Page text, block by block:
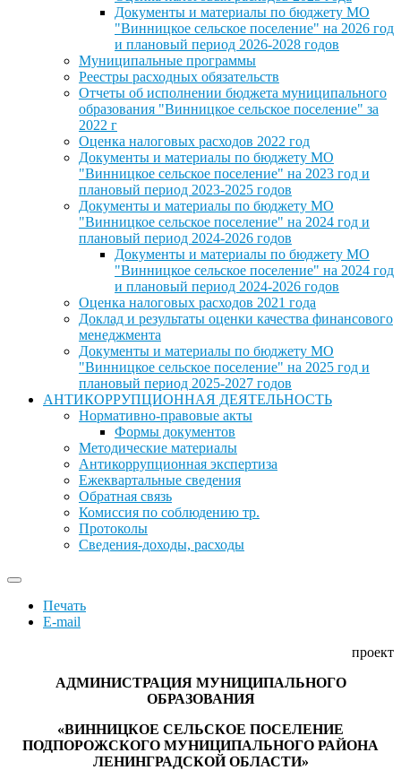
Документы и материалы по бюджету МО
"Винницкое сельское поселение" на 2026 год
и плановый период 2026-2028 годов
Муниципальные программы
Реестры расходных обязательств
Отчеты об исполнении бюджета муниципального
образования "Винницкое сельское поселение" за
2022 г
Оценка налоговых расходов 2022 год
Документы и материалы по бюджету МО
"Винницкое сельское поселение" на 2023 год и
плановый период 2023-2025 годов
Документы и материалы по бюджету МО
"Винницкое сельское поселение" на 2024 год и
плановый период 2024-2026 годов
Документы и материалы по бюджету МО
"Винницкое сельское поселение" на 2024 год
и плановый период 2024-2026 годов
Оценка налоговых расходов 2021 года
Доклад и результаты оценки качества финансового
менеджмента
Документы и материалы по бюджету МО
"Винницкое сельское поселение" на 2025 год и
плановый период 2025-2027 годов
АНТИКОРРУПЦИОННАЯ ДЕЯТЕЛЬНОСТЬ
Нормативно-правовые акты
Формы документов
Методические материалы
Антикоррупционная экспертиза
Ежеквартальные сведения
Обратная связь
Комиссия по соблюдению тр.
Протоколы
Сведения-доходы, расходы
Печать
E-mail
проект
АДМИНИСТРАЦИЯ МУНИЦИПАЛЬНОГО
ОБРАЗОВАНИЯ
«ВИННИЦКОЕ СЕЛЬСКОЕ ПОСЕЛЕНИЕ
ПОДПОРОЖСКОГО МУНИЦИПАЛЬНОГО РАЙОНА
ЛЕНИНГРАДСКОЙ ОБЛАСТИ»